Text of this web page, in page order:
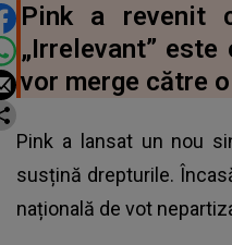
Pink a revenit
„Irrelevant”
vor merge către
Pink a lansat un nou
susțină drepturile.
națională de vot